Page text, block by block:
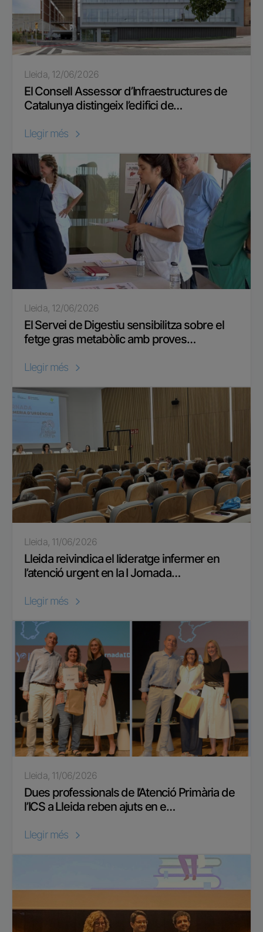
Lleida, 12/06/2026
El Consell Assessor d’Infraestructures de
Catalunya distingeix l’edifici de…
Llegir més
Lleida, 12/06/2026
El Servei de Digestiu sensibilitza sobre el
fetge gras metabòlic amb proves…
Llegir més
Lleida, 11/06/2026
Lleida reivindica el lideratge infermer en
l’atenció urgent en la I Jornada…
Llegir més
Lleida, 11/06/2026
Dues professionals de l’Atenció Primària de
l’ICS a Lleida reben ajuts en e…
Llegir més